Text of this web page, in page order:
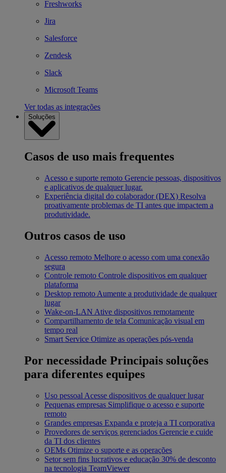
Freshworks
Jira
Salesforce
Zendesk
Slack
Microsoft Teams
Ver todas as integrações
Soluções
Casos de uso mais frequentes
Acesso e suporte remoto Gerencie pessoas, dispositivos
e aplicativos de qualquer lugar.
Experiência digital do colaborador (DEX) Resolva
proativamente problemas de TI antes que impactem a
produtividade.
Outros casos de uso
Acesso remoto Melhore o acesso com uma conexão
segura
Controle remoto Controle dispositivos em qualquer
plataforma
Desktop remoto Aumente a produtividade de qualquer
lugar
Wake-on-LAN Ative dispositivos remotamente
Compartilhamento de tela Comunicação visual em
tempo real
Smart Service Otimize as operações pós-venda
Por necessidade Principais soluções
para diferentes equipes
Uso pessoal Acesse dispositivos de qualquer lugar
Pequenas empresas Simplifique o acesso e suporte
remoto
Grandes empresas Expanda e proteja a TI corporativa
Provedores de serviços gerenciados Gerencie e cuide
da TI dos clientes
OEMs Otimize o suporte e as operações
Setor sem fins lucrativos e educação 30% de desconto
na tecnologia TeamViewer